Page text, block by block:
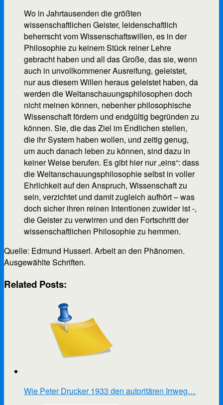
Wo in Jahrtausenden die größten
wissenschaftlichen Geister, leidenschaftlich
beherrscht vom Wissenschaftswillen, es in der
Philosophie zu keinem Stück reiner Lehre
gebracht haben und all das Große, das sie, wenn
auch in unvollkommener Ausreifung, geleistet,
nur aus diesem Willen heraus geleistet haben, da
werden die Weltanschauungsphilosophen doch
nicht meinen können, nebenher philosophische
Wissenschaft fördern und endgültig begründen zu
können. Sie, die das Ziel im Endlichen stellen,
die ihr System haben wollen, und zeitig genug,
um auch danach leben zu können, sind dazu in
keiner Weise berufen. Es gibt hier nur „eins“: dass
die Weltanschauungsphilosophie selbst in voller
Ehrlichkeit auf den Anspruch, Wissenschaft zu
sein, verzichtet und damit zugleich aufhört – was
doch sicher ihren reinen Intentionen zuwider ist -,
die Geister zu verwirren und den Fortschritt der
wissenschaftlichen Philosophie zu hemmen.
Quelle: Edmund Husserl. Arbeit an den Phänomen.
Ausgewählte Schriften.
Related Posts:
Wie Peter Drucker 1933 den autoritären Irrweg…